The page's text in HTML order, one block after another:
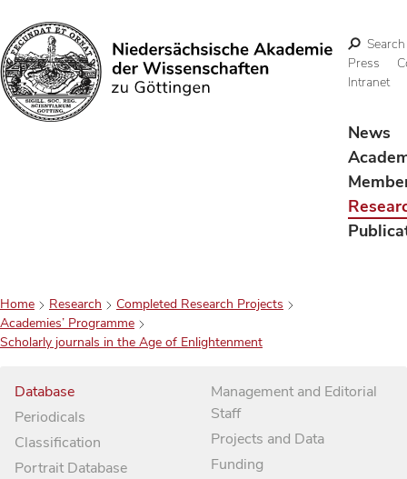
Search
Search
Press
Intranet
News
Home Research
Completed Research Projects
Academies’ Programme
Scholarly journals in the Age of Enlightenment
Database
Periodicals
Classification
Portrait Database
Management and Editorial
Staff
Projects and Data
Funding